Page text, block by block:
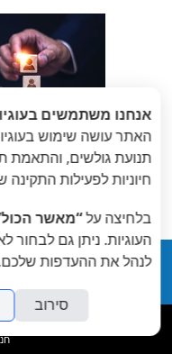
« הקודם: נט
אנחנו משתמשים
האתר עושה שימוש
תנועת גולשים, והתאמת
חיוניות לפעילות
בלחיצה על“מאשר
העוגיות. ניתן גם לבחור
לנהל את ההעדפות
סירוב